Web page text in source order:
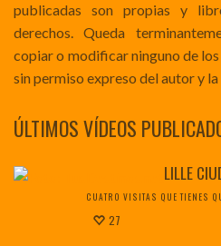
publicadas son propias y
derechos. Queda
copiar o modificar ninguno de
sin permiso expreso del autor y
ÚLTIMOS VÍDEOS
LILLE
CUATRO VISITAS QUE TIENES
27